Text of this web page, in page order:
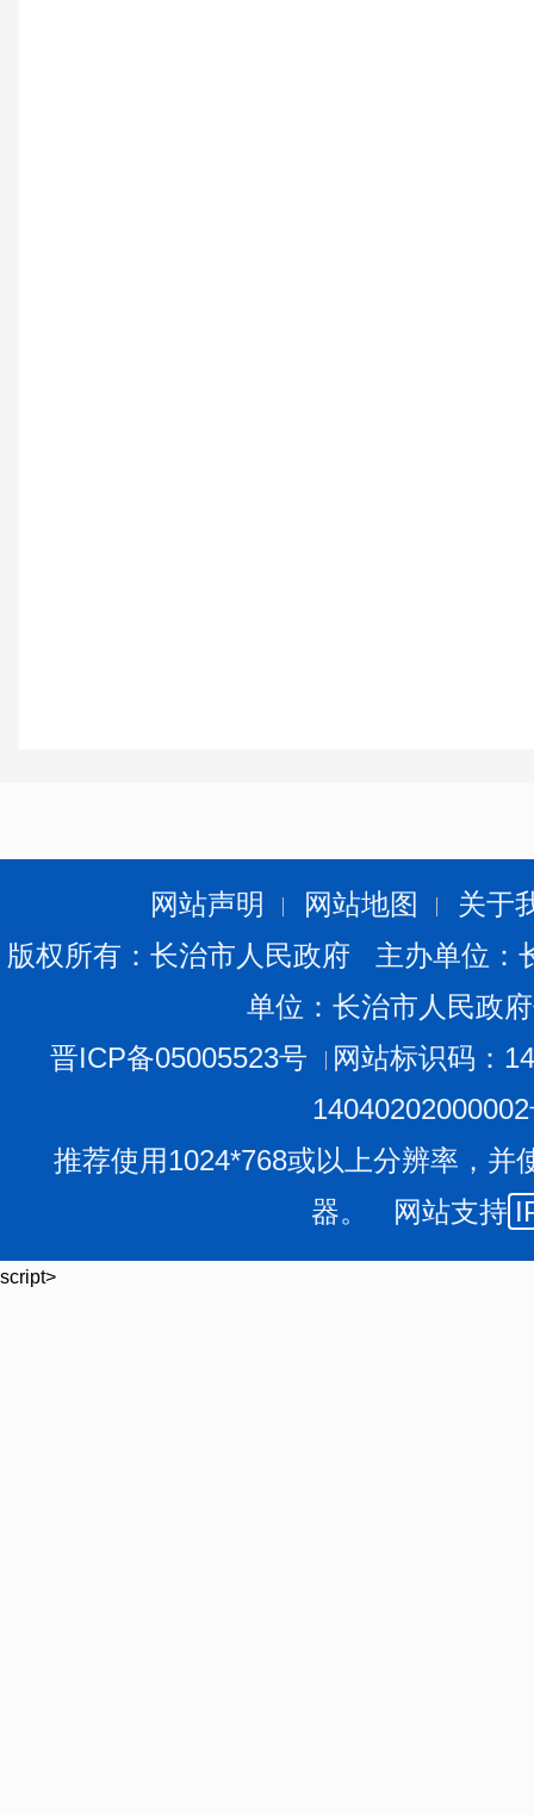
网站声明 网站地图
关于
版权所有：长治市人民政府 主办单位
单位：长治市人民政
晋ICP备05005523号
网站标识码：
推荐使用1024*768或以上分辨率，并
器。 网站支持
script>